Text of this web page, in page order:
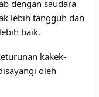
dengan saudara
lebih tangguh dan
baik.
kakek-
oleh